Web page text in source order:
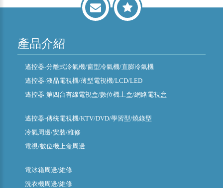
產品介紹
遙控器-分離式冷氣機/窗型冷氣機/直膨冷氣機
遙控器-液晶電視機/薄型電視機/LCD/LED
遙控器-第四台有線電視盒/數位機上盒/網路電視盒
遙控器-傳統電視機/KTV/DVD/學習型/燒錄型
冷氣周邊/安裝/維修
電視/數位機上盒周邊
電冰箱周邊/維修
洗衣機周邊/維修